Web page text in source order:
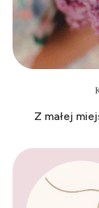
Z małej